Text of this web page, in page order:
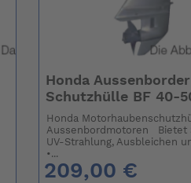
Honda Aussenborder
Schutzhülle BF 40-
Honda
Aussenbordmotoren Bietet
UV-Strahlung, Ausbleichen
•...
209,00 €